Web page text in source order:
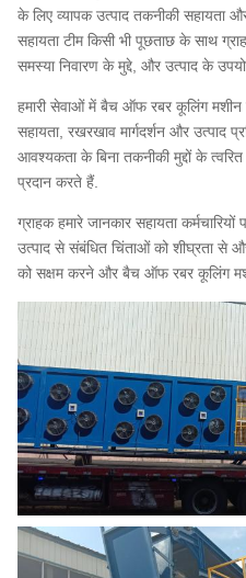
के लिए व्यापक उत्पाद तकनीकी सहायता
सहायता टीम किसी भी पूछताछ के साथ
समस्या निवारण के मुद्दे, और उत्पाद के
हमारी सेवाओं में बैच ऑफ रबर कूलिंग मशीन
सहायता, रखरखाव मार्गदर्शन और उत्पाद
आवश्यकता के बिना तकनीकी मुद्दों के
प्रदान करते हैं.
ग्राहक हमारे जानकार सहायता
उत्पाद से संबंधित चिंताओं को शीघ्रता से
को सक्षम करने और बैच ऑफ रबर कूलिंग